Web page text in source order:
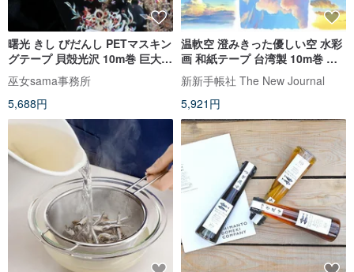
曙光 きし びだんし PETマスキン
グテープ 貝殻光沢 10m巻 巨大な
画幅
巫女sama事務所
5,688円
温軟空 澄みきった優しい空 水彩
画 和紙テープ 台湾製 10m巻 巨
大画幅
新新手帳社 The New Journal
5,921円